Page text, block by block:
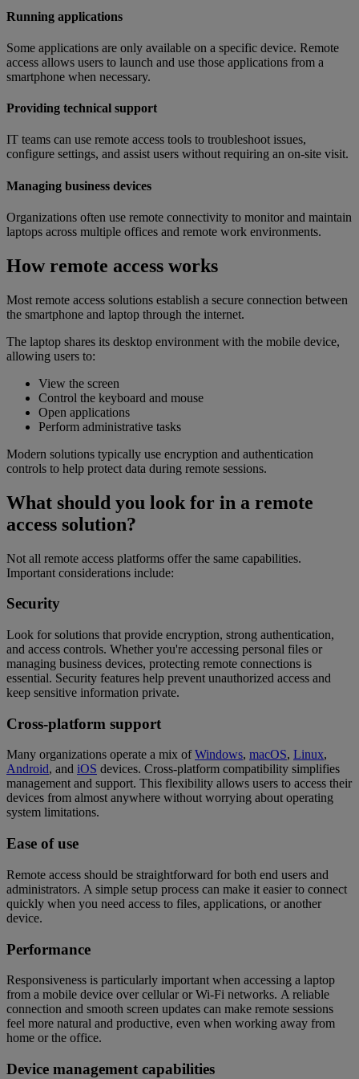
Running applications
Some applications are only available on a specific device. Remote
access allows users to launch and use those applications from a
smartphone when necessary.
Providing technical support
IT teams can use remote access tools to troubleshoot issues,
configure settings, and assist users without requiring an on-site visit.
Managing business devices
Organizations often use remote connectivity to monitor and maintain
laptops across multiple offices and remote work environments.
How remote access works
Most remote access solutions establish a secure connection between
the smartphone and laptop through the internet.
The laptop shares its desktop environment with the mobile device,
allowing users to:
View the screen
Control the keyboard and mouse
Open applications
Perform administrative tasks
Modern solutions typically use encryption and authentication
controls to help protect data during remote sessions.
What should you look for in a remote
access solution?
Not all remote access platforms offer the same capabilities.
Important considerations include:
Security
Look for solutions that provide encryption, strong authentication,
and access controls. Whether you're accessing personal files or
managing business devices, protecting remote connections is
essential. Security features help prevent unauthorized access and
keep sensitive information private.
Cross-platform support
Many organizations operate a mix ofWindows, macOS, Linux,
Android, and iOS devices. Cross-platform compatibility simplifies
management and support. This flexibility allows users to access their
devices from almost anywhere without worrying about operating
system limitations.
Ease of use
Remote access should be straightforward for both end users and
administrators. A simple setup process can make it easier to connect
quickly when you need access to files, applications, or another
device.
Performance
Responsiveness is particularly important when accessing a laptop
from a mobile device over cellular or Wi-Fi networks. A reliable
connection and smooth screen updates can make remote sessions
feel more natural and productive, even when working away from
home or the office.
Device management capabilities